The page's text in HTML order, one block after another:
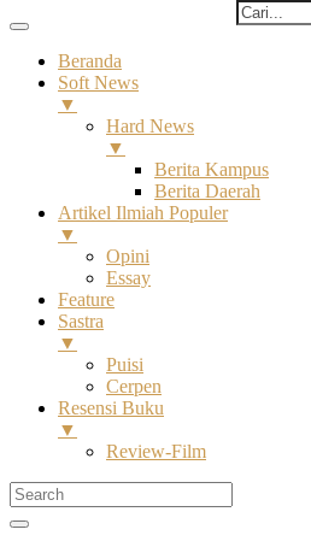
Beranda
Soft News
▼
Hard News
▼
Berita Kampus
Berita Daerah
Artikel Ilmiah Populer
▼
Opini
Essay
Feature
Sastra
▼
Puisi
Cerpen
Resensi Buku
▼
Review-Film